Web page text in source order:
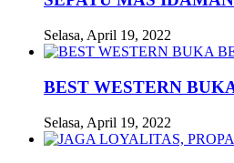
Selasa, April 19, 2022
BEST WESTERN
Selasa, April 19, 2022